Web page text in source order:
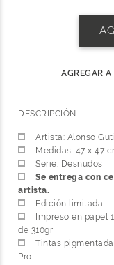
AGREGAR A
DESCRIPCIÓN
Artista: Alonso
Medidas: 47 x 47
Serie: Desnudos
Se entrega con
artista.
Edición limitada
Impreso en papel
de 310gr
Tintas
Pro